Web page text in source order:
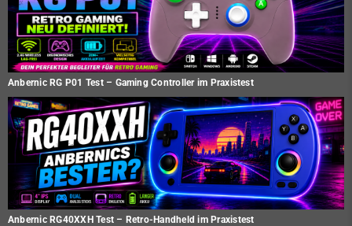
Anbernic RG P01 Test – Gaming Controller im Praxistest
Anbernic RG40XXH Test – Retro-Handheld im Praxistest